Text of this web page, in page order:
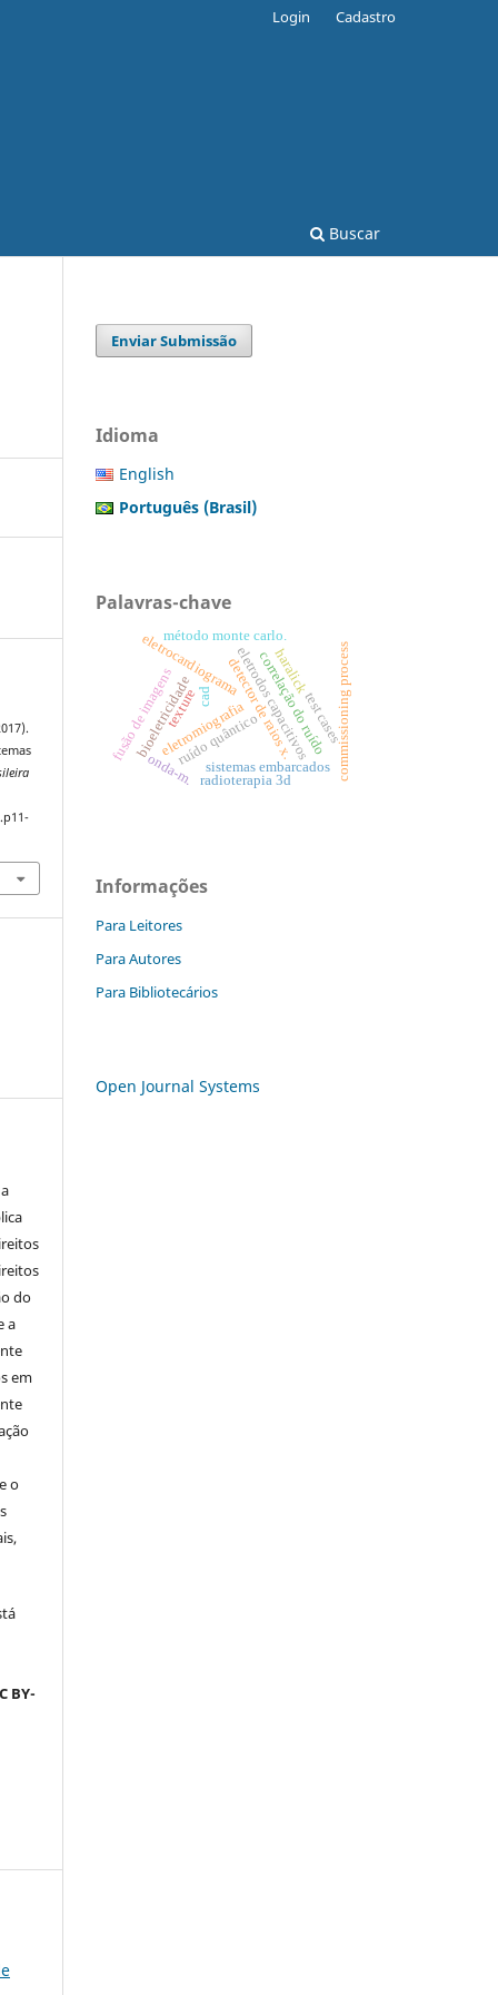
Buscar
Login Cadastro
do
a
em
o
BY-
Enviar Submissão
Idioma
English
Português (Brasil)
Palavras-chave
detector de raios x.
bioeletricidade
sistemas embarcados
eletrocardiogramaeletrodos capacitivos
ruído quânticocorrelação do ruído
eletromiografia
método monte carlo.
fusão de imagens commissioning process
test cases
radioterapia 3d
onda-m.
cad haralick
texture
Informações
Para Leitores
Para Autores
Para Bibliotecários
Open Journal Systems